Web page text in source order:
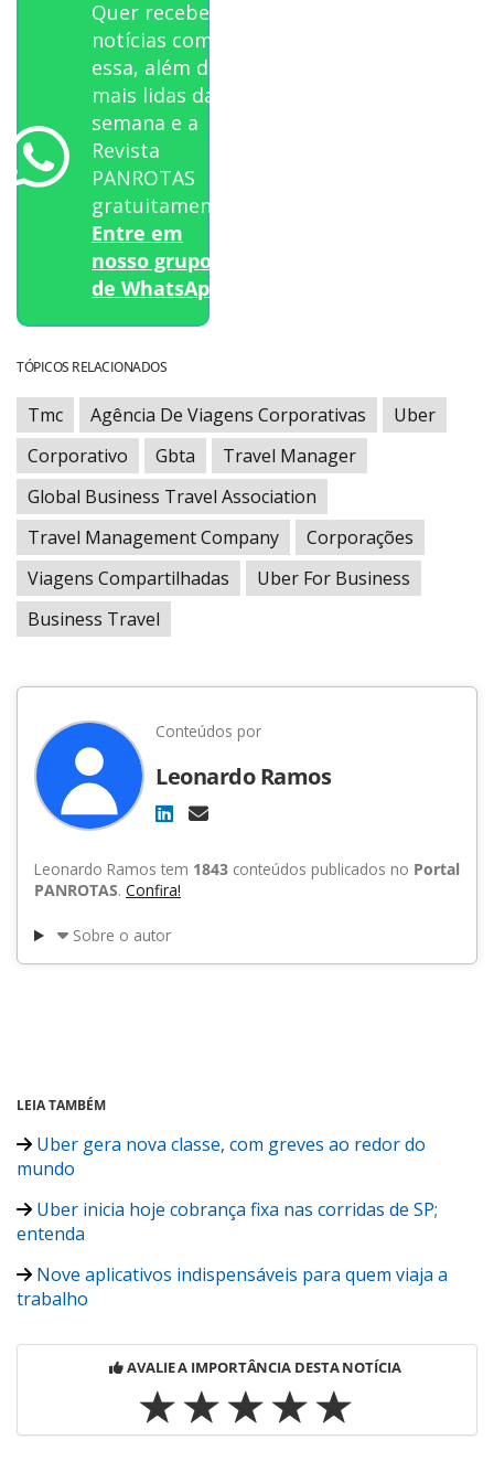
Quer receber
notícias como
essa, além das
mais lidas da
semana e a
Revista
PANROTAS
gratuitamente?
Entre em
nosso grupo
de WhatsApp.
TÓPICOS RELACIONADOS
Tmc Agência De Viagens Corporativas
Uber
Corporativo
Gbta
Travel Manager
Global Business Travel Association
Travel Management Company
Corporações
Viagens Compartilhadas
Uber For Business
Business Travel
Conteúdos por
Leonardo Ramos
Leonardo Ramos tem 1843 conteúdos publicados no Portal
PANROTAS. Confira!
Sobre o autor
LEIA TAMBÉM
Uber gera nova classe, com greves ao redor do
mundo
Uber inicia hoje cobrança fixa nas corridas de SP;
entenda
Nove aplicativos indispensáveis para quem viaja a
trabalho
AVALIE A IMPORTÂNCIA DESTA NOTÍCIA